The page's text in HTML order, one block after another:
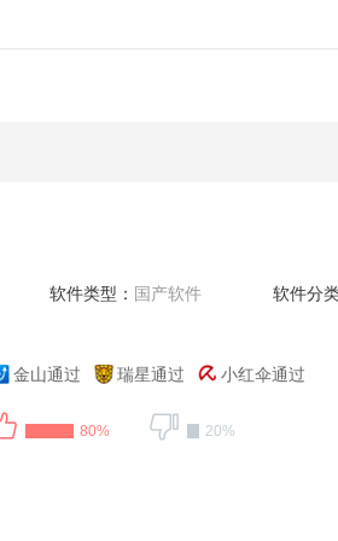
软件类型： 国产软件 软件分
金山通过 瑞星通过 小红伞通过
80% 20%